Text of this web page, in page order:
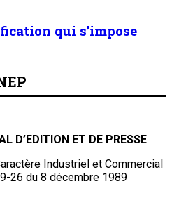
qui s’impose
D’EDITION ET DE PRESSE
Industriel et Commercial
26 du 8 décembre 1989